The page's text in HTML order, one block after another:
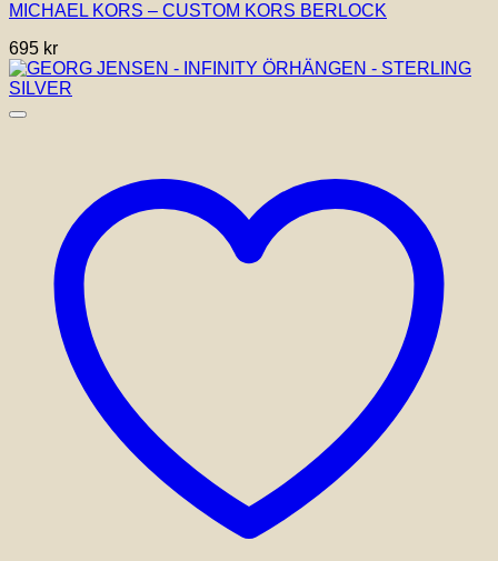
MICHAEL KORS – CUSTOM KORS BERLOCK
695 kr